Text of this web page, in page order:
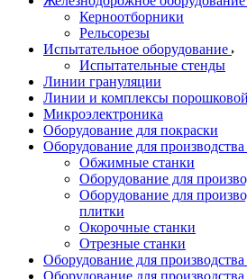
Керноотборники
Рельсорезы
Испытательное оборудование
Испытательные стенды
Линии грануляции
Линии и комплексы
Микроэлектроника
Оборудование для покраски
Оборудование для
Обжимные станки
Оборудование для
Оборудование для
плитки
Окорочные станки
Отрезные станки
Оборудование для
Оборудование для